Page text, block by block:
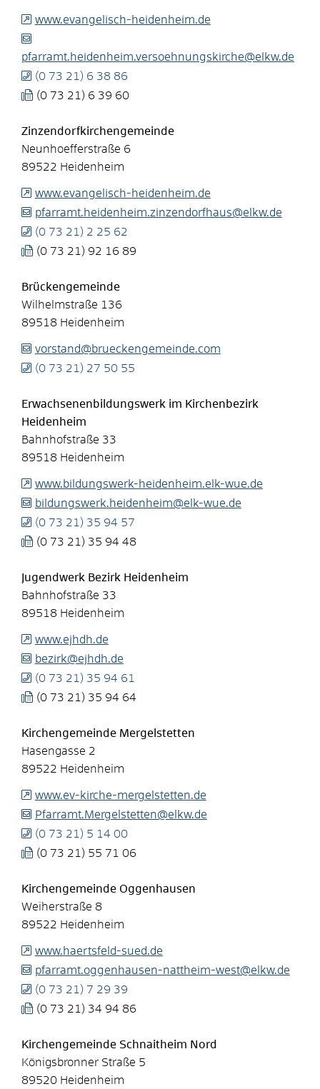
www.evangelisch-heidenheim.de
pfarramt.heidenheim.versoehnungskirche@elkw.de
(0 73 21) 6 38 86
(0 73 21) 6 39 60
Zinzendorfkirchengemeinde
Neunhoefferstraße 6
89522 Heidenheim
www.evangelisch-heidenheim.de
pfarramt.heidenheim.zinzendorfhaus@elkw.de
(0 73 21) 2 25 62
(0 73 21) 92 16 89
Brückengemeinde
Wilhelmstraße 136
89518 Heidenheim
vorstand@brueckengemeinde.com
(0 73 21) 27 50 55
Erwachsenenbildungswerk im Kirchenbezirk
Heidenheim
Bahnhofstraße 33
89518 Heidenheim
www.bildungswerk-heidenheim.elk-wue.de
bildungswerk.heidenheim@elk-wue.de
(0 73 21) 35 94 57
(0 73 21) 35 94 48
Jugendwerk Bezirk Heidenheim
Bahnhofstraße 33
89518 Heidenheim
www.ejhdh.de
bezirk@ejhdh.de
(0 73 21) 35 94 61
(0 73 21) 35 94 64
Kirchengemeinde Mergelstetten
Hasengasse 2
89522 Heidenheim
www.ev-kirche-mergelstetten.de
Pfarramt.Mergelstetten@elkw.de
(0 73 21) 5 14 00
(0 73 21) 55 71 06
Kirchengemeinde Oggenhausen
Weiherstraße 8
89522 Heidenheim
www.haertsfeld-sued.de
pfarramt.oggenhausen-nattheim-west@elkw.de
(0 73 21) 7 29 39
(0 73 21) 34 94 86
Kirchengemeinde Schnaitheim Nord
Königsbronner Straße 5
89520 Heidenheim